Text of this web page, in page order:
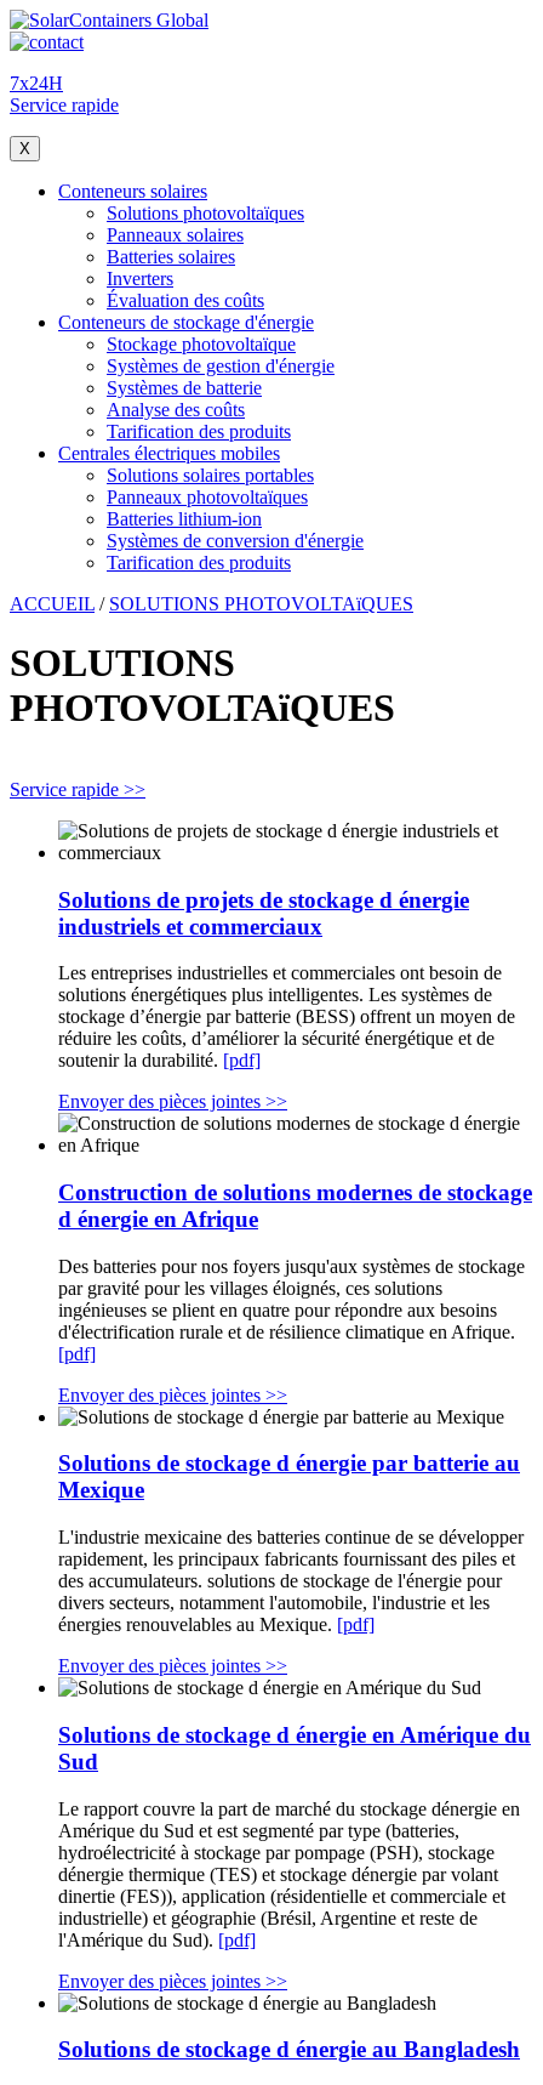
7x24H
Service rapide
X
Conteneurs solaires
Solutions photovoltaïques
Panneaux solaires
Batteries solaires
Inverters
Évaluation des coûts
Conteneurs de stockage d'énergie
Stockage photovoltaïque
Systèmes de gestion d'énergie
Systèmes de batterie
Analyse des coûts
Tarification des produits
Centrales électriques mobiles
Solutions solaires portables
Panneaux photovoltaïques
Batteries lithium-ion
Systèmes de conversion d'énergie
Tarification des produits
ACCUEIL / SOLUTIONS PHOTOVOLTAïQUES
SOLUTIONS
PHOTOVOLTAïQUES
Service rapide >>
Solutions de projets de stockage d énergie
industriels et commerciaux
Les entreprises industrielles et commerciales ont besoin de
solutions énergétiques plus intelligentes. Les systèmes de
stockage d’énergie par batterie (BESS) offrent un moyen de
réduire les coûts, d’améliorer la sécurité énergétique et de
soutenir la durabilité. [pdf]
Envoyer des pièces jointes >>
Construction de solutions modernes de stockage
d énergie en Afrique
Des batteries pour nos foyers jusqu'aux systèmes de stockage
par gravité pour les villages éloignés, ces solutions
ingénieuses se plient en quatre pour répondre aux besoins
d'électrification rurale et de résilience climatique en Afrique.
[pdf]
Envoyer des pièces jointes >>
Solutions de stockage d énergie par batterie au
Mexique
L'industrie mexicaine des batteries continue de se développer
rapidement, les principaux fabricants fournissant des piles et
des accumulateurs. solutions de stockage de l'énergie pour
divers secteurs, notamment l'automobile, l'industrie et les
énergies renouvelables au Mexique. [pdf]
Envoyer des pièces jointes >>
Solutions de stockage d énergie en Amérique du
Sud
Le rapport couvre la part de marché du stockage dénergie en
Amérique du Sud et est segmenté par type (batteries,
hydroélectricité à stockage par pompage (PSH), stockage
dénergie thermique (TES) et stockage dénergie par volant
dinertie (FES)), application (résidentielle et commerciale et
industrielle) et géographie (Brésil, Argentine et reste de
l'Amérique du Sud). [pdf]
Envoyer des pièces jointes >>
Solutions de stockage d énergie au Bangladesh